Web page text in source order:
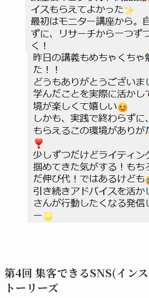
第4回 集客できるSNS(イン
トーリーズ